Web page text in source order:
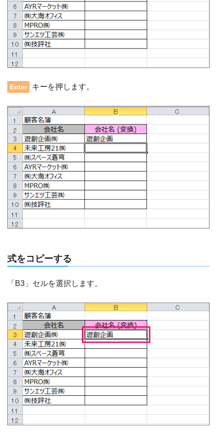
Enter キーを押します。
式をコピーする
「B3」セルを選択します。